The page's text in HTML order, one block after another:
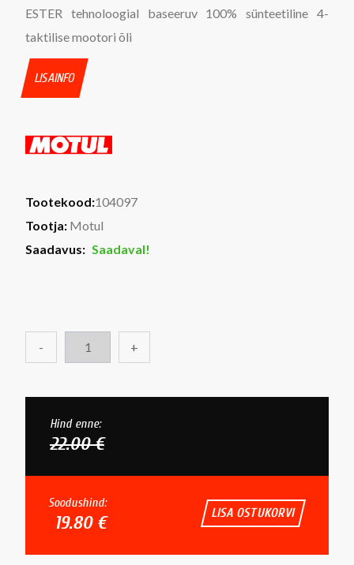
ESTER tehnoloogial baseeruv 100% sünteetiline 4-
taktilise mootori õli
LISAINFO
Tootekood:104097
Tootja: Motul
Saadavus: Saadaval!
- +
Hind enne:
22.00 €
Soodushind:
19.80 € LISA OSTUKORVI